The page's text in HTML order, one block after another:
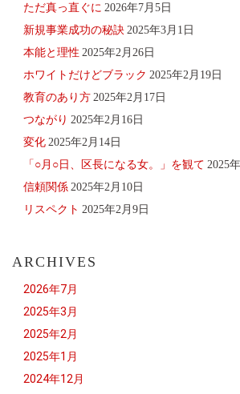
ただ真っ直ぐに 2026年7月5日
新規事業成功の秘訣 2025年3月1日
本能と理性 2025年2月26日
ホワイトだけどブラック 2025年2月19日
教育のあり方 2025年2月17日
つながり 2025年2月16日
変化 2025年2月14日
「○月○日、区長になる女。」を観て 2025
信頼関係 2025年2月10日
リスペクト 2025年2月9日
ARCHIVES
2026年7月
2025年3月
2025年2月
2025年1月
2024年12月